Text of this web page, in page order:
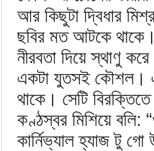
আর কিছুটা দ্বিধার
ছবির মত আটকে
নীরবতা দিয়ে স্থাণু
একটা যুতসই কৌশল।
থাকে। সেটি
কণ্ঠস্বর মিশিয়ে বলি:
কার্নিভ্যাল হ্যাজ টু